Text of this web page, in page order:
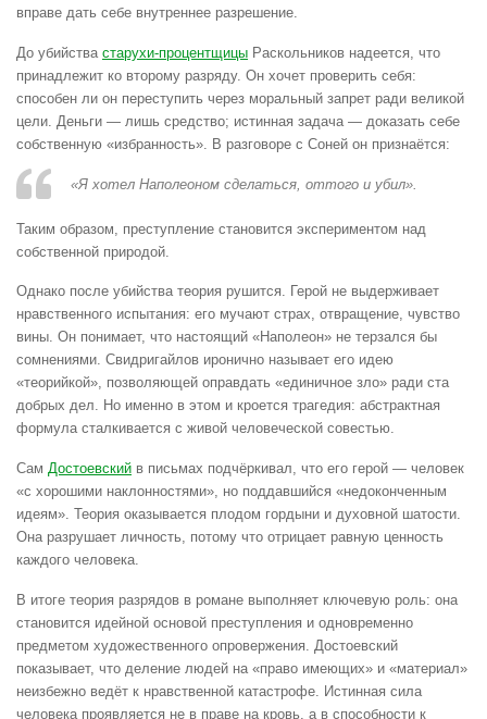
вправе дать себе внутреннее разрешение.
До убийства старухи-процентщицы Раскольников надеется, что
принадлежит ко второму разряду. Он хочет проверить себя:
способен ли он переступить через моральный запрет ради великой
цели. Деньги — лишь средство; истинная задача — доказать себе
собственную «избранность». В разговоре с Соней он признаётся:
«Я хотел Наполеоном сделаться, оттого и убил».
Таким образом, преступление становится экспериментом над
собственной природой.
Однако после убийства теория рушится. Герой не выдерживает
нравственного испытания: его мучают страх, отвращение, чувство
вины. Он понимает, что настоящий «Наполеон» не терзался бы
сомнениями. Свидригайлов иронично называет его идею
«теорийкой», позволяющей оправдать «единичное зло» ради ста
добрых дел. Но именно в этом и кроется трагедия: абстрактная
формула сталкивается с живой человеческой совестью.
Сам Достоевский в письмах подчёркивал, что его герой — человек
«с хорошими наклонностями», но поддавшийся «недоконченным
идеям». Теория оказывается плодом гордыни и духовной шатости.
Она разрушает личность, потому что отрицает равную ценность
каждого человека.
В итоге теория разрядов в романе выполняет ключевую роль: она
становится идейной основой преступления и одновременно
предметом художественного опровержения. Достоевский
показывает, что деление людей на «право имеющих» и «материал»
неизбежно ведёт к нравственной катастрофе. Истинная сила
человека проявляется не в праве на кровь, а в способности к